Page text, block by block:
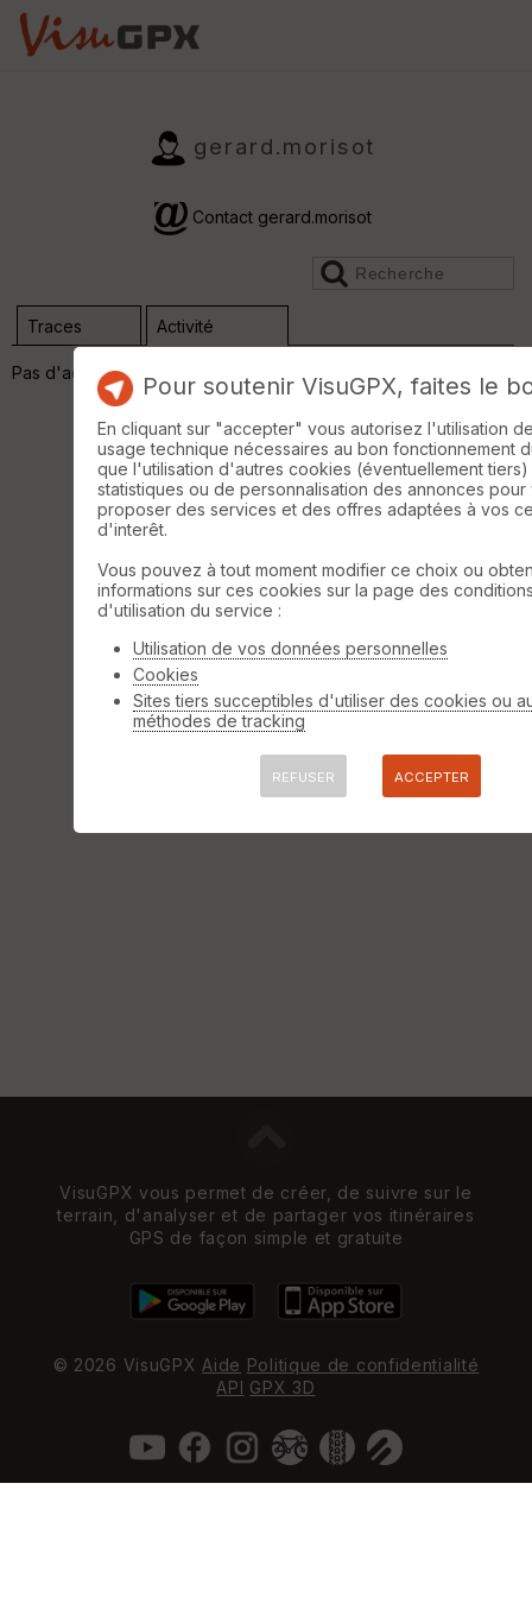
gerard.morisot
Contact gerard.morisot
Traces Activité
Pas d'activité
VisuGPX vous permet de créer, de suivre sur le
terrain, d'analyser et de partager vos itinéraires
GPS de façon simple et gratuite
© 2026 VisuGPX Aide Politique de confidentialité
API GPX 3D
Pour soutenir VisuGPX, faites le
En cliquant sur "accepter" vous autorisez l'utilisation
usage technique nécessaires au bon fonctionnement
que l'utilisation d'autres cookies (éventuellement
statistiques ou de personnalisation des annonces pour
proposer des services et des offres adaptées à vos
d'interêt.
Vous pouvez à tout moment modifier ce choix ou
informations sur ces cookies sur la page des
d'utilisation du service :
Utilisation de vos données personnelles
Cookies
Sites tiers succeptibles d'utiliser des cookies ou
méthodes de tracking
REFUSER ACCEPTER